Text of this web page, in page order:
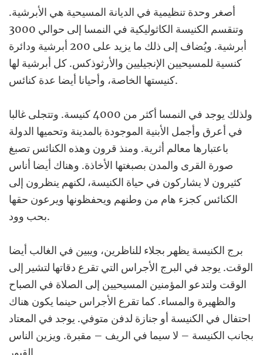
أصغر وحدة تنظيمية في الديانة المسيحية هي الأبرشية.
وتنقسم الكنيسة الكاثوليكية في النمسا إلى حوالي 3000
أبرشية. ويُضاف إلى ذلك ما يزيد على 200 أبرشية ودائرة
كنسية للمسيحيين الإنجيليين والأرثوذكس. كل أبرشية لها
كنيستها الخاصة، وأحيانا أيضا عدة كنائس.
ولذلك يوجد في النمسا أكثر من 4000 كنيسة. وتتجلى غالبا
في أعرق وأجمل الأبنية الموجودة بالمدينة وتحميها الدولة
باعتبارها معالم أثرية. ومنذ قرون وهذه الكنائس تصبغ
صورة القرى والمدن بصبغتها الأخاذة. وهناك أيضا أناس
كثيرون لا يشاركون في حياة الكنيسة، لكنهم ينظرون إلى
الكنائس كجزء هام من وطنهم ويحفظونها ويرعون حقها
بحب وود.
برج الكنيسة يظهر بجلاء للناظرين، ويبين في الغالب أيضا
الوقت. يوجد في البرج الأجراس التي تقرع دقاتها لتشير إلى
الوقت ولتدعو المؤمنين المسيحيين إلى الصلاة في الصباح
والظهيرة والمساء. كما تقرع الأجراس حينما يكون هناك
احتفال في الكنيسة أو جنازة لدفن متوفي. يوجد في المعتاد
بجانب الكنيسة – لا سيما في الريف – مقبرة. ويزين الناس